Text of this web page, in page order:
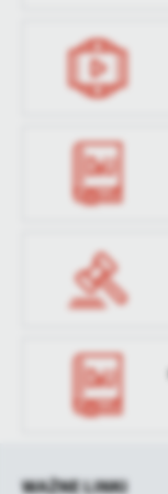
społecznościowych.
WAŻNE LINKI